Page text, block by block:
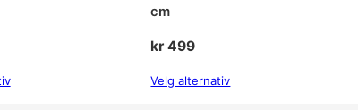
cm
kr 499
Velg alternativ